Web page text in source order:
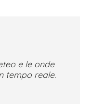
e le onde
tempo reale.